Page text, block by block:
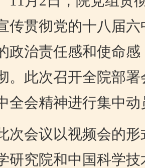
传贯彻党的十八届
政治责任感和使命
。此次召开全院部
全会精神进行集中
会议以视频会的形
研究院和中国科学